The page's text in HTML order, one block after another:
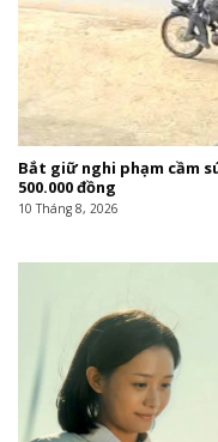
Bắt giữ nghi phạm cầm
500.000 đồng
10 Tháng 8, 2026